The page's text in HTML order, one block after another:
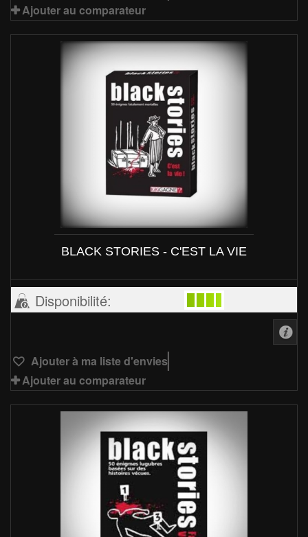
Ajouter au comparateur
BLACK STORIES - C'EST LA VIE
Disponibilité:
Ajouter à ma liste d'envies
Ajouter au comparateur